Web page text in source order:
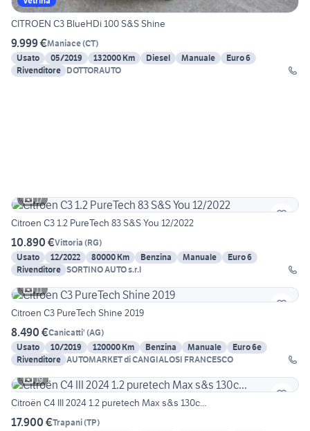
CITROEN C3 BlueHDi 100 S&S Shine
9.999 €Maniace(CT)
Usato
05/2019 132000 Km Diesel Manuale
Euro 6
Rivenditore DOTTORAUTO
17
Citroen C3 1.2 PureTech 83 S&S You 12/2022
10.890 €Vittoria (RG)
Usato
12/2022 80000 Km Benzina Manuale
Euro 6
Rivenditore SORTINO AUTO s.r.l
11
Citroen C3 PureTech Shine 2019
8.490 €Canicatti' (AG)
Usato
10/2019 120000 Km Benzina Manuale
Euro 6e
Rivenditore AUTOMARKET di CANGIALOSI FRANCESCO
19
Citroën C4 III 2024 1.2 puretech Max s&s 130c...
17.900 €Trapani(TP)